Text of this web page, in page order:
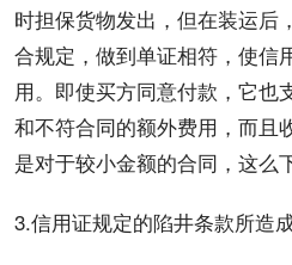
时担保货物发出，但在装运后
合规定，做到单证相符，使信
用。即使买方同意付款，它也
和不符合同的额外费用，而且
是对于较小金额的合同，这么
3.信用证规定的陷井条款所造